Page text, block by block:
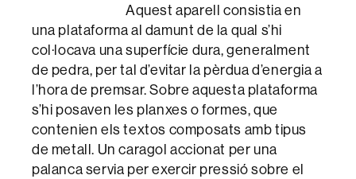
Aquest aparell consistia en
una plataforma al damunt de la qual s’hi
col·locava una superfície dura, generalment
de pedra, per tal d’evitar la pèrdua d’energia a
l’hora de premsar. Sobre aquesta plataforma
s’hi posaven les planxes o formes, que
contenien els textos composats amb tipus
de metall. Un caragol accionat per una
palanca servia per exercir pressió sobre el